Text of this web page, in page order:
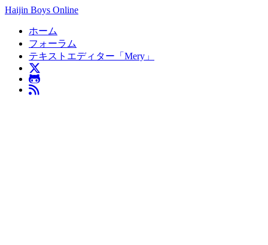
Haijin Boys Online
ホーム
フォーラム
テキストエディター「Mery」